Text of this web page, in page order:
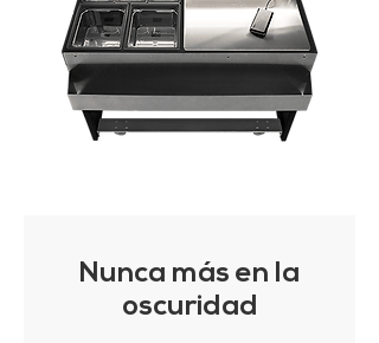
Nunca más en la
oscuridad